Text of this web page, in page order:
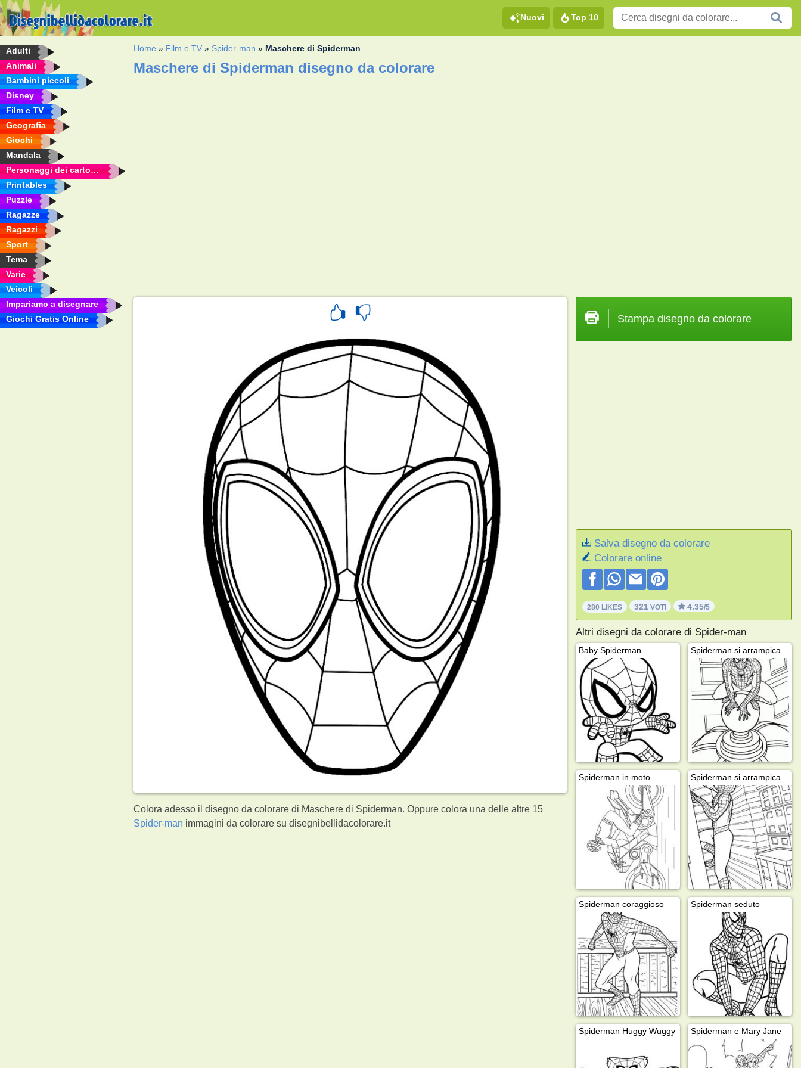
Nuovi Top 10
Adulti
Animali
Bambini piccoli
Disney
Film e TV
Geografia
Giochi
Mandala
Personaggi dei cartoni animati
Printables
Puzzle
Ragazze
Ragazzi
Sport
Tema
Varie
Veicoli
Impariamo a disegnare
Giochi Gratis Online
Home » Film e TV » Spider-man » Maschere di Spiderman
Maschere di Spiderman disegno da colorare
Colora adesso il disegno da colorare di Maschere di Spiderman. Oppure colora una delle altre 15
Spider-man immagini da colorare su disegnibellidacolorare.it
Stampa disegno da colorare
Salva disegno da colorare
Colorare online
280 LIKES 321 VOTI 4.35/5
Altri disegni da colorare di Spider-man
Baby Spiderman
Spiderman in moto
Spiderman coraggioso Spiderman seduto
Spiderman Huggy Wuggy Spiderman e Mary Jane